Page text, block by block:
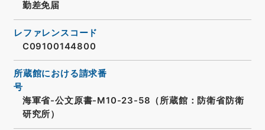
勤差免届
レファレンスコード
C09100144800
所蔵館における請求番
号
海軍省-公文原書-M10-23-58（所蔵館：防衛省防衛
研究所）